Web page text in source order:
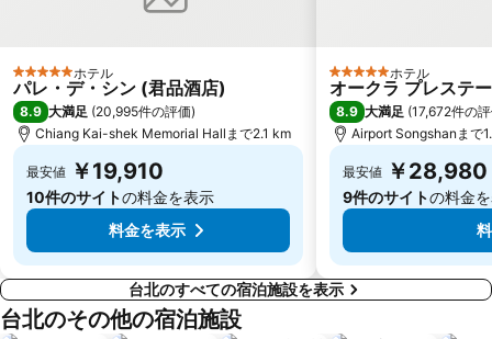
Yangmingshan
Taoyuan High Speed Rail Station
Longshan Temple
Nangang District
Taipei World Trade Center Nangang Exhibition Hall
Shi-Da Night Market
Xiaobitan MRT Station
Zhongli Train Station
5 ホテルのランク
ホテル
パレ・デ・シン (君品酒店)
8.9 大満足 (20,995件の評価)
Chiang Kai-shek Memorial Hallまで2.1 km
最安値 ￥19,910
10件のサイトの料金を表示
料金を表示
5 ホテルのランク
ホテル
オークラ プレステ
8.9 大満足 (17,672件の
Airport Songshanまで
最安値 ￥28,980
9件のサイトの料金
台北のすべての宿泊施設を表示
台北のその他の宿泊施設